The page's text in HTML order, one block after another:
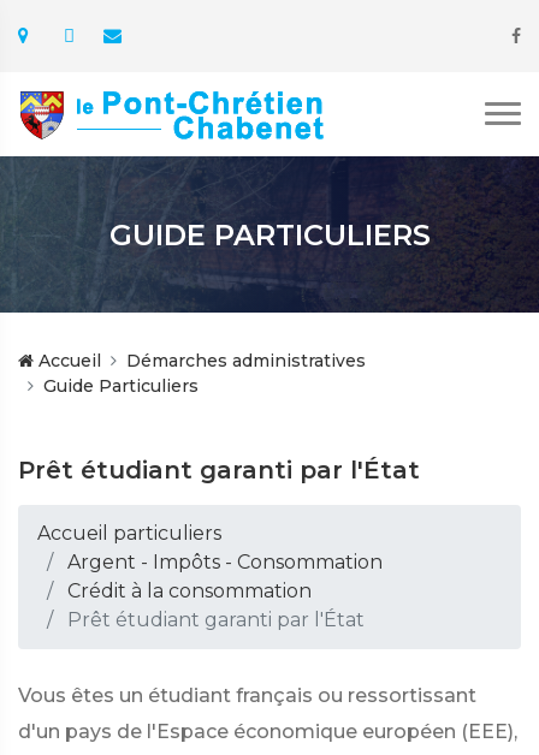
GUIDE PARTICULIERS
Accueil
Démarches administratives
Guide Particuliers
Prêt étudiant garanti par l'État
Accueil particuliers
Argent - Impôts - Consommation
Crédit à la consommation
Prêt étudiant garanti par l'État
Vous êtes un étudiant français ou ressortissant
d'un pays de l'Espace économique européen (EEE),